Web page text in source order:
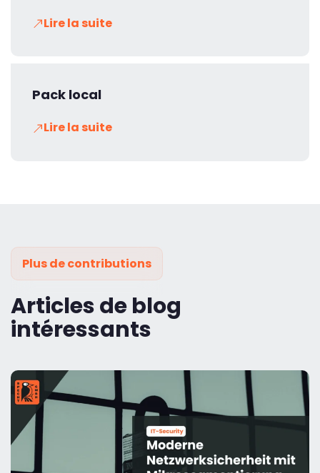
Lire la suite
Pack local
Lire la suite
Plus de contributions
Articles de blog
intéressants